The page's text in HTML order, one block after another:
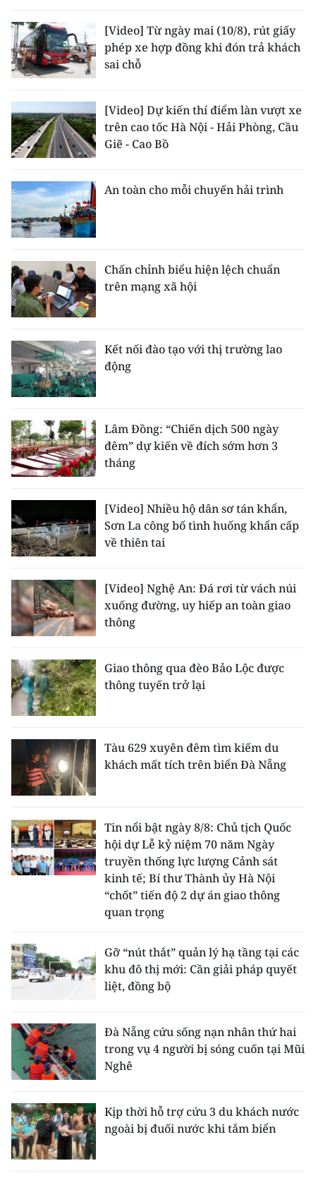
[Video] Từ ngày mai (10/8), rút giấy
phép xe hợp đồng khi đón trả khách
sai chỗ
[Video] Dự kiến thí điểm làn vượt xe
trên cao tốc Hà Nội - Hải Phòng, Cầu
Giẽ - Cao Bồ
An toàn cho mỗi chuyến hải trình
Chấn chỉnh biểu hiện lệch chuẩn
trên mạng xã hội
Kết nối đào tạo với thị trường lao
động
Lâm Đồng: “Chiến dịch 500 ngày
đêm” dự kiến về đích sớm hơn 3
tháng
[Video] Nhiều hộ dân sơ tán khẩn,
Sơn La công bố tình huống khẩn cấp
về thiên tai
[Video] Nghệ An: Đá rơi từ vách núi
xuống đường, uy hiếp an toàn giao
thông
Giao thông qua đèo Bảo Lộc được
thông tuyến trở lại
Tàu 629 xuyên đêm tìm kiếm du
khách mất tích trên biển Đà Nẵng
Tin nổi bật ngày 8/8: Chủ tịch Quốc
hội dự Lễ kỷ niệm 70 năm Ngày
truyền thống lực lượng Cảnh sát
kinh tế; Bí thư Thành ủy Hà Nội
“chốt” tiến độ 2 dự án giao thông
quan trọng
Gỡ “nút thắt” quản lý hạ tầng tại các
khu đô thị mới: Cần giải pháp quyết
liệt, đồng bộ
Đà Nẵng cứu sống nạn nhân thứ hai
trong vụ 4 người bị sóng cuốn tại Mũi
Nghê
Kịp thời hỗ trợ cứu 3 du khách nước
ngoài bị đuối nước khi tắm biển